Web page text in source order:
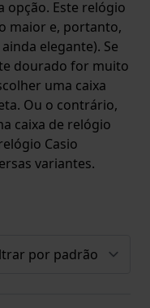
opção. Este relógio
maior e, portanto,
elegante). Se
dourado for muito
uma caixa
Ou o contrário,
caixa de relógio
Casio
variantes.